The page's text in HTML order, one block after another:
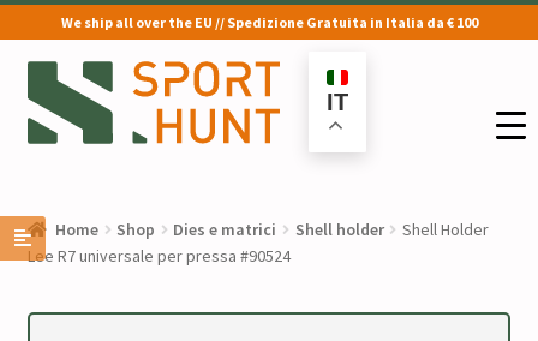
We ship all over the EU // Spedizione Gratuita in Italia da € 100
Vai
alla
navigazione
Vai
al
contenuto
IT
Home Shop Dies e matrici Shell holder
Shell Holder
Lee R7 universale per pressa #90524